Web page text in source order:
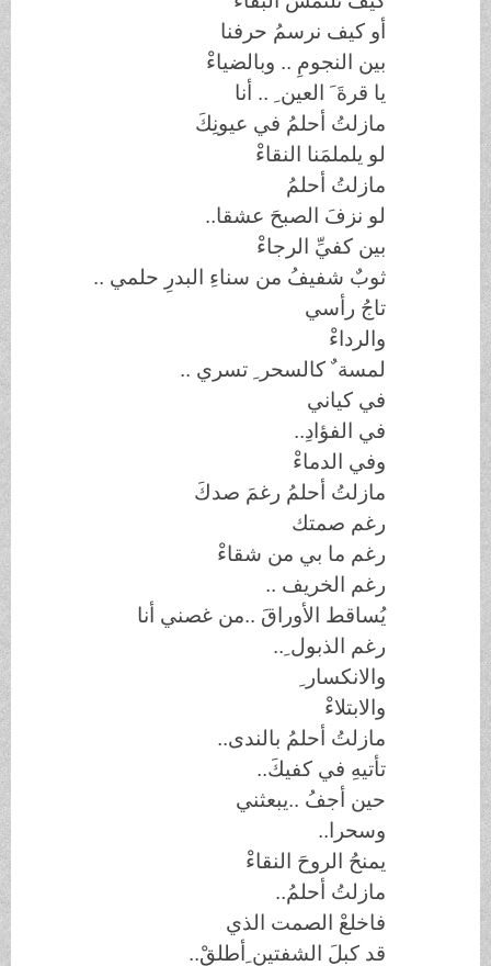
أو كيف نرسمُ حرفنا
بين النجومِ .. وبالضياءْ
يا قرةَ َ العين ِ .. أنا
مازلتُ أحلمُ في عيونِكَ
لو يلملمَنا النقاءْ
مازلتُ أحلمُ
لو نزفَ الصبحَ عشقا..
بين كفيِّ الرجاءْ
ثوبٌ شفيفُ من سناءِ البدرِ حلمي..
تاجُ رأسي
والرداءْ
لمسة ٌ كالسحر ِ تسري ..
في كياني
في الفؤادِ..
وفي الدماءْ
مازلتُ أحلمُ رغمَ صدكَ
رغم صمتك
رغم ما بي من شقاءْ
رغم الخريف..
يُساقط الأوراقَ ..من غصني أنا
رغم الذبول ِ..
والانكسار ِ
والابتلاءْ
مازلتُ أحلمُ بالندى..
تأتيهِ في كفيكَ..
حين أجفُ ..يبعثني
وسحرا..
يمنحُ الروحَ النقاءْ
مازلتُ أحلمُ..
فاخلعْ الصمت الذي
قد كبلَ الشفتين ِأطلقْ..